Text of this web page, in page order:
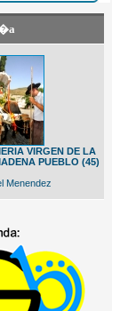
VIRGEN DE LA
PUEBLO (45)
Menendez